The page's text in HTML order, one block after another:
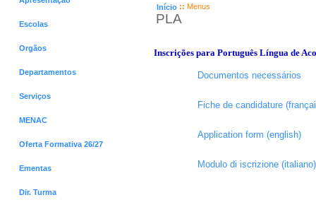
Escolas
Orgãos
Departamentos
Serviços
MENAC
Oferta Formativa 26/27
Ementas
Dir. Turma
Início :: Menus
PLA
Inscrições para Português Língua de
Documentos necessários
Fiche de candidature
Application form (english)
Modulo di iscrizione (italiano)